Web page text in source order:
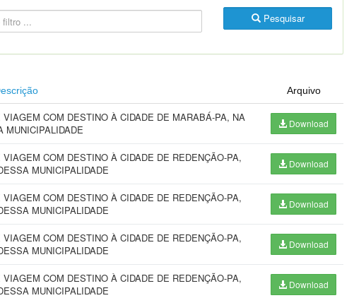
Pesquisar
Arquivo
COM DESTINO À CIDADE DE MARABÁ-PA, NA
MUNICIPALIDADE
Download
COM DESTINO À CIDADE DE REDENÇÃO-PA,
MUNICIPALIDADE
Download
COM DESTINO À CIDADE DE REDENÇÃO-PA,
MUNICIPALIDADE
Download
COM DESTINO À CIDADE DE REDENÇÃO-PA,
MUNICIPALIDADE
Download
COM DESTINO À CIDADE DE REDENÇÃO-PA,
MUNICIPALIDADE
Download